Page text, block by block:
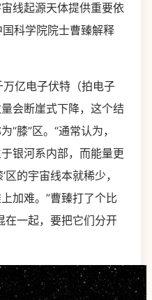
线起源天体提供重要依
国科学院院士曹臻解释
亿电子伏特（拍电子
会断崖式下降，这个结
“膝”区。“通常认为，
银河系内部，而能量更
区的宇宙线本就稀少，
加难。”曹臻打了个比
在一起，要把它们分开